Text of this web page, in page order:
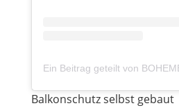
Balkonschutz selbst gebaut